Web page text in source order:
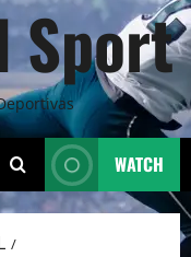
Sport
WATCH